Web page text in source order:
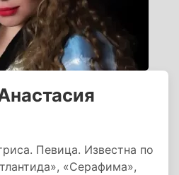
Певица. Известна по
«Серафима»,